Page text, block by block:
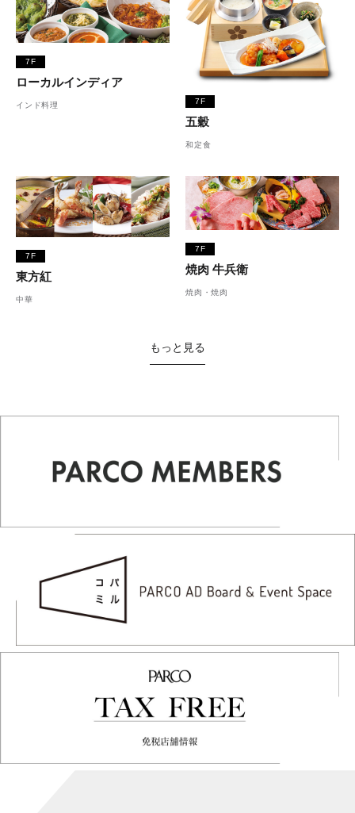
7F
ローカルインディア
インド料理 7F
五穀
和定食
7F
東方紅
中華
7F
焼肉 牛兵衛
焼肉・焼肉
もっと見る